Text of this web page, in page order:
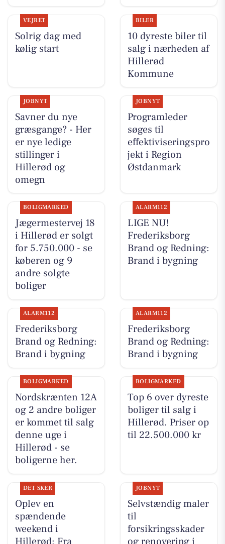
VEJRET
Solrig dag med
kølig start
BILER
10 dyreste biler til
salg i nærheden af
Hillerød
Kommune
JOBNYT
Savner du nye
græsgange? - Her
er nye ledige
stillinger i
Hillerød og
omegn
JOBNYT
Programleder
søges til
effektiviseringspro
jekt i Region
Østdanmark
BOLIGMARKED
Jægermestervej 18
i Hillerød er solgt
for 5.750.000 - se
køberen og 9
andre solgte
boliger
ALARM112
LIGE NU!
Frederiksborg
Brand og Redning:
Brand i bygning
ALARM112
Frederiksborg
Brand og Redning:
Brand i bygning
ALARM112
Frederiksborg
Brand og Redning:
Brand i bygning
BOLIGMARKED
Nordskrænten 12A
og 2 andre boliger
er kommet til salg
denne uge i
Hillerød - se
boligerne her.
BOLIGMARKED
Top 6 over dyreste
boliger til salg i
Hillerød. Priser op
til 22.500.000 kr
DET SKER
Oplev en
spændende
weekend i
Hillerød: Fra
JOBNYT
Selvstændig maler
til
forsikringsskader
og renovering i